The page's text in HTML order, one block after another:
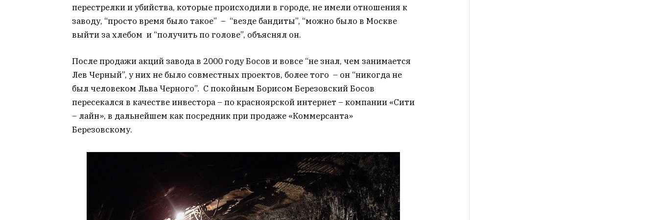
перестрелки и убийства, которые происходили в городе, не имели отношения к
заводу, “просто время было такое” – “везде бандиты”, “можно было в Москве
выйти за хлебом и “получить по голове”, объяснял он.
После продажи акций завода в 2000 году Босов и вовсе “не знал, чем занимается
Лев Черный”, у них не было совместных проектов, более того – он “никогда не
был человеком Льва Черного”. С покойным Борисом Березовский Босов
пересекался в качестве инвестора – по красноярской интернет – компании «Сити
– лайн», в дальнейшем как посредник при продаже «Коммерсанта»
Березовскому.